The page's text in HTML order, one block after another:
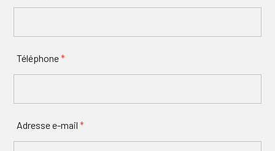
Téléphone*
Adresse e-mail*